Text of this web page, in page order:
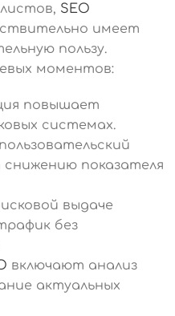
SEO
имеет
пользу.
моментов:
повышает
системах.
показателя
выдаче
без
включают анализ
актуальных